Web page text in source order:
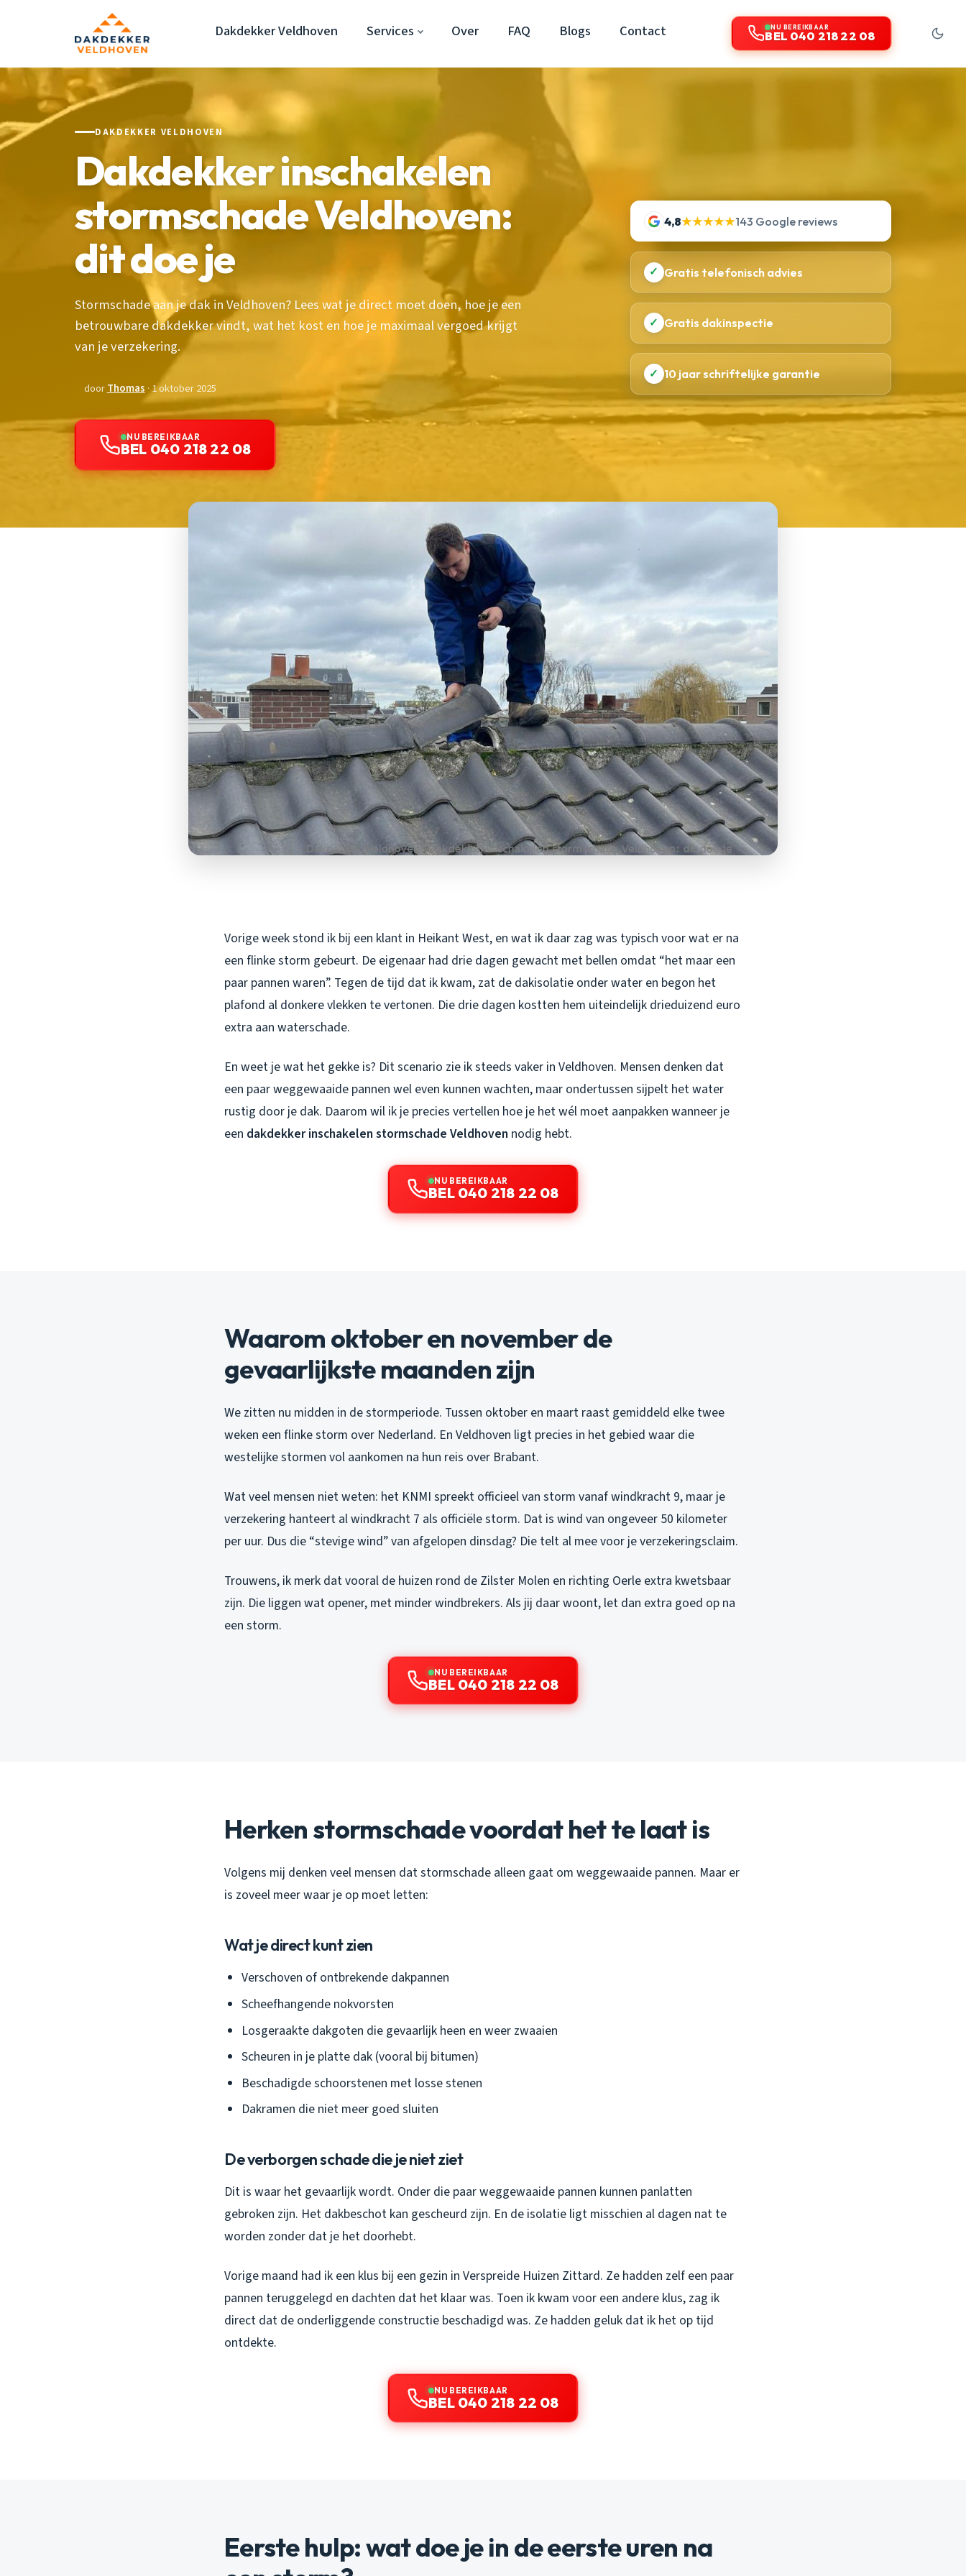
Dakdekker Veldhoven Services Over FAQ Blogs Contact NU BEREIKBAAR
BEL 040 218 22 08
DAKDEKKER VELDHOVEN
Dakdekker inschakelen
stormschade Veldhoven:
dit doe je
Stormschade aan je dak in Veldhoven? Lees wat je direct moet doen, hoe je een
betrouwbare dakdekker vindt, wat het kost en hoe je maximaal vergoed krijgt
van je verzekering.
doorThomas · 1 oktober 2025
NU BEREIKBAAR
BEL 040 218 22 08
4,8★★★★★143 Google reviews
✓ Gratis telefonisch advies
✓ Gratis dakinspectie
✓ 10 jaar schriftelijke garantie
Vorige week stond ik bij een klant in Heikant West, en wat ik daar zag was typisch voor wat er na
een flinke storm gebeurt. De eigenaar had drie dagen gewacht met bellen omdat “het maar een
paar pannen waren”. Tegen de tijd dat ik kwam, zat de dakisolatie onder water en begon het
plafond al donkere vlekken te vertonen. Die drie dagen kostten hem uiteindelijk drieduizend euro
extra aan waterschade.
En weet je wat het gekke is? Dit scenario zie ik steeds vaker in Veldhoven. Mensen denken dat
een paar weggewaaide pannen wel even kunnen wachten, maar ondertussen sijpelt het water
rustig door je dak. Daarom wil ik je precies vertellen hoe je het wél moet aanpakken wanneer je
een dakdekker inschakelen stormschade Veldhoven nodig hebt.
NU BEREIKBAAR
BEL 040 218 22 08
Waarom oktober en november de
gevaarlijkste maanden zijn
We zitten nu midden in de stormperiode. Tussen oktober en maart raast gemiddeld elke twee
weken een flinke storm over Nederland. En Veldhoven ligt precies in het gebied waar die
westelijke stormen vol aankomen na hun reis over Brabant.
Wat veel mensen niet weten: het KNMI spreekt officieel van storm vanaf windkracht 9, maar je
verzekering hanteert al windkracht 7 als officiële storm. Dat is wind van ongeveer 50 kilometer
per uur. Dus die “stevige wind” van afgelopen dinsdag? Die telt al mee voor je verzekeringsclaim.
Trouwens, ik merk dat vooral de huizen rond de Zilster Molen en richting Oerle extra kwetsbaar
zijn. Die liggen wat opener, met minder windbrekers. Als jij daar woont, let dan extra goed op na
een storm.
NU BEREIKBAAR
BEL 040 218 22 08
Herken stormschade voordat het te laat is
Volgens mij denken veel mensen dat stormschade alleen gaat om weggewaaide pannen. Maar er
is zoveel meer waar je op moet letten:
Wat je direct kunt zien
Verschoven of ontbrekende dakpannen
Scheefhangende nokvorsten
Losgeraakte dakgoten die gevaarlijk heen en weer zwaaien
Scheuren in je platte dak (vooral bij bitumen)
Beschadigde schoorstenen met losse stenen
Dakramen die niet meer goed sluiten
De verborgen schade die je niet ziet
Dit is waar het gevaarlijk wordt. Onder die paar weggewaaide pannen kunnen panlatten
gebroken zijn. Het dakbeschot kan gescheurd zijn. En de isolatie ligt misschien al dagen nat te
worden zonder dat je het doorhebt.
Vorige maand had ik een klus bij een gezin in Verspreide Huizen Zittard. Ze hadden zelf een paar
pannen teruggelegd en dachten dat het klaar was. Toen ik kwam voor een andere klus, zag ik
direct dat de onderliggende constructie beschadigd was. Ze hadden geluk dat ik het op tijd
ontdekte.
NU BEREIKBAAR
BEL 040 218 22 08
Eerste hulp: wat doe je in de eerste uren na